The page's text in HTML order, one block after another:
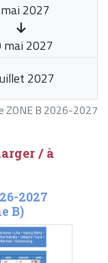
ZONE B 2026-2027
2027
mai 2027
2027
/ à
2027
B)